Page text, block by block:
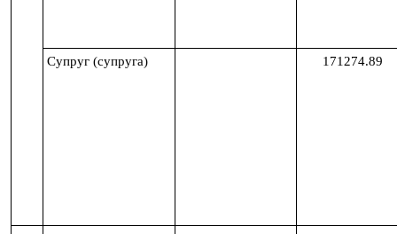
Супруг (супруга) 171274.89